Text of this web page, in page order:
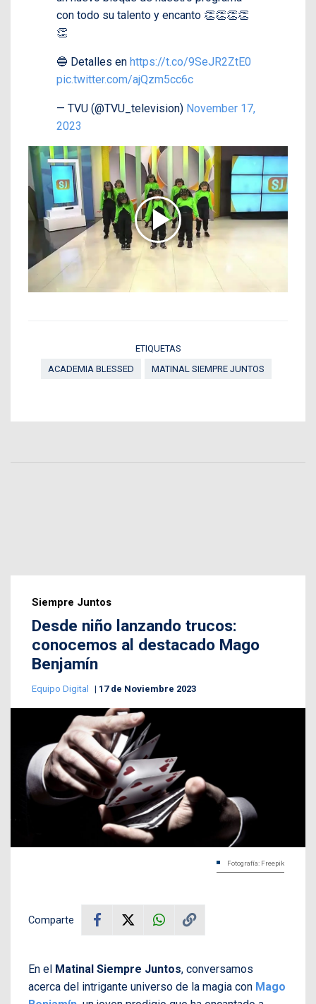
con todo su talento y encanto 👏👏👏👏
👏
🔵 Detalles en https://t.co/9SeJR2ZtE0
pic.twitter.com/ajQzm5cc6c
— TVU (@TVU_television) November 17,
2023
ETIQUETAS
ACADEMIA BLESSED
MATINAL SIEMPRE JUNTOS
Siempre Juntos
Desde niño lanzando trucos:
conocemos al destacado Mago
Benjamín
Equipo Digital 17 de Noviembre 2023
Fotografía: Freepik
Comparte
En el Matinal Siempre Juntos, conversamos
acerca del intrigante universo de la magia con Mago